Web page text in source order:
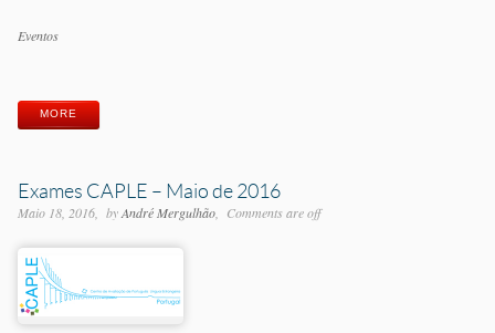
Categorias
Eventos
MORE
Exames CAPLE – Maio de 2016
Maio 18, 2016 byAndré Mergulhão Comments are off